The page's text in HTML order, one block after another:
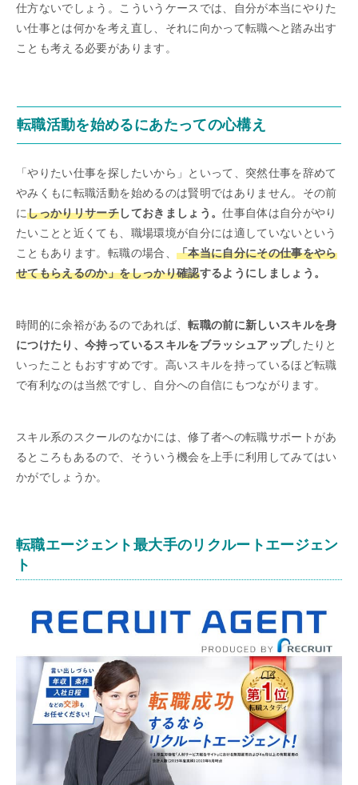
仕方ないでしょう。こういうケースでは、自分が本当にやりた
い仕事とは何かを考え直し、それに向かって転職へと踏み出す
ことも考える必要があります。
転職活動を始めるにあたっての心構え
「やりたい仕事を探したいから」といって、突然仕事を辞めて
やみくもに転職活動を始めるのは賢明ではありません。その前
にしっかりリサーチしておきましょう。仕事自体は自分がやり
たいことと近くても、職場環境が自分には適していないという
こともあります。転職の場合、 「本当に自分にその仕事をやら
せてもらえるのか」をしっかり確認するようにしましょう。
時間的に余裕があるのであれば、転職の前に新しいスキルを身
につけたり、今持っているスキルをブラッシュアップしたりと
いったこともおすすめです。高いスキルを持っているほど転職
で有利なのは当然ですし、自分への自信にもつながります。
スキル系のスクールのなかには、修了者への転職サポートがあ
るところもあるので、そういう機会を上手に利用してみてはい
かがでしょうか。
転職エージェント最大手のリクルートエージェン
ト